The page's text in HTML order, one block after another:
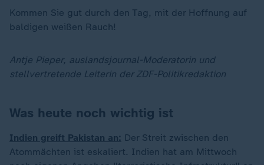
Kommen Sie gut durch den Tag, mit der Hoffnung auf
baldigen weißen Rauch!
Antje Pieper, auslandsjournal-Moderatorin und
stellvertretende Leiterin der ZDF-Politikredaktion
Was heute noch wichtig ist
Indien greift Pakistan an: Der Streit zwischen den
Atommächten ist eskaliert. Indien hat am Mittwoch